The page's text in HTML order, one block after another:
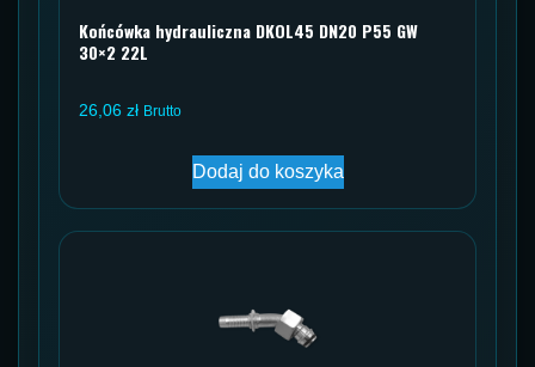
Końcówka hydrauliczna DKOL45 DN20 P55 GW
30×2 22L
26,06 zł Brutto
Dodaj do koszyka